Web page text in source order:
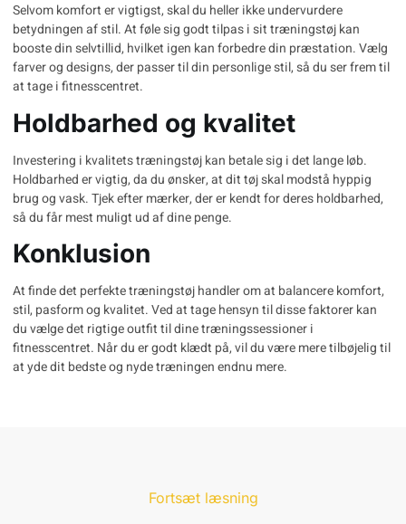
Selvom komfort er vigtigst, skal du heller ikke undervurdere
betydningen af stil. At føle sig godt tilpas i sit træningstøj kan
booste din selvtillid, hvilket igen kan forbedre din præstation. Vælg
farver og designs, der passer til din personlige stil, så du ser frem til
at tage i fitnesscentret.
Holdbarhed og kvalitet
Investering i kvalitets træningstøj kan betale sig i det lange løb.
Holdbarhed er vigtig, da du ønsker, at dit tøj skal modstå hyppig
brug og vask. Tjek efter mærker, der er kendt for deres holdbarhed,
så du får mest muligt ud af dine penge.
Konklusion
At finde det perfekte træningstøj handler om at balancere komfort,
stil, pasform og kvalitet. Ved at tage hensyn til disse faktorer kan
du vælge det rigtige outfit til dine træningssessioner i
fitnesscentret. Når du er godt klædt på, vil du være mere tilbøjelig til
at yde dit bedste og nyde træningen endnu mere.
Fortsæt læsning